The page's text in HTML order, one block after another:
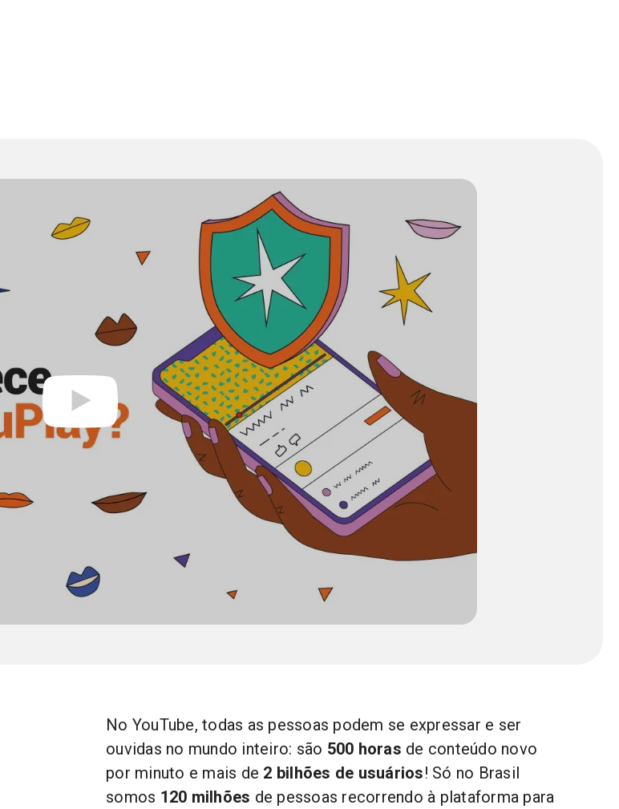
No YouTube, todas as pessoas podem se expressar e ser
ouvidas no mundo inteiro: são 500 horas de conteúdo novo
por minuto e mais de 2 bilhões de usuários! Só no Brasil
somos 120 milhões de pessoas recorrendo à plataforma para